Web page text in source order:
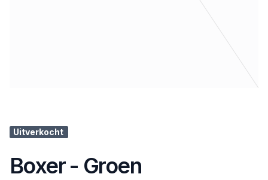
Uitverkocht
Boxer - Groen